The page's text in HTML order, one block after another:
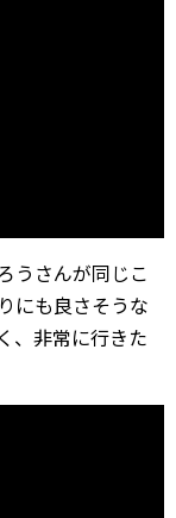
うさんが同じこ
にも良さそうな
、非常に行きた